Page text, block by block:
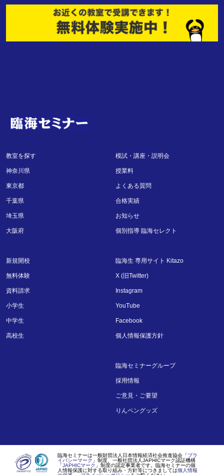
教室を探す
神奈川県
東京都
千葉県
埼玉県
大阪府
新規開校
無料体験
資料請求
小学生
中学生
高校生
模試・講座・説明会
授業料
よくある質問
合格実績
お知らせ
個別指導 臨海セレクト
臨海生 専用サイト Kitazo
X (旧Twitter)
Instagram
YouTube
Facebook
個人情報保護方針
臨海セミナーグループ
採用情報
ご意見・ご要望
りんペングッズ
臨海セミナーは一般財団法人日本情報経済社会推進協会「プラ
イバシーマーク 」制度、一般社団法人JAPHICマーク認証機構
「JAPHICマーク 」制度の認定事業者です。臨海セミナーの個
人情報保護に対する取り組み・方針等につきましては個人情報